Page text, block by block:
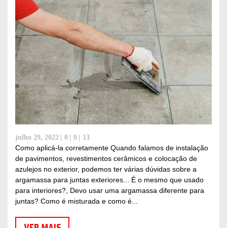
julho 29, 2022 0 0 13
Como aplicá-la corretamente Quando falamos de instalação
de pavimentos, revestimentos cerâmicos e colocação de
azulejos no exterior, podemos ter várias dúvidas sobre a
argamassa para juntas exteriores... É o mesmo que usado
para interiores?, Devo usar uma argamassa diferente para
juntas? Como é misturada e como é...